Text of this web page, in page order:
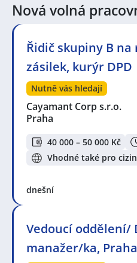
Nová volná
Řidič skupiny B na
zásilek, kurýr DPD
Nutně vás hledají
Cayamant Corp s.r.o.
Praha
40 000 – 50 000 Kč
Vhodné také pro
dnešní
Vedoucí oddělení/
manažer/ka, Praha